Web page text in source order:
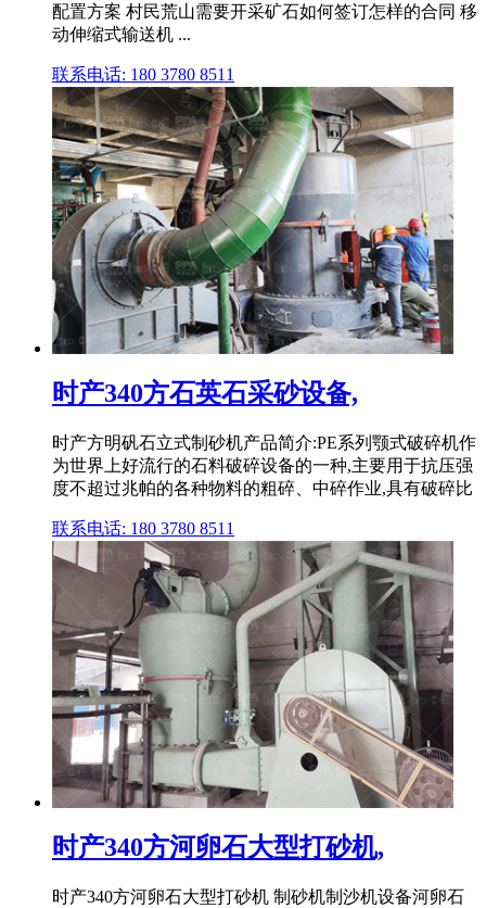
配置方案 村民荒山需要开采矿石如何签订怎样的合同 移
动伸缩式输送机 ...
联系电话: 180 3780 8511
时产340方石英石采砂设备,
时产方明矾石立式制砂机产品简介:PE系列颚式破碎机作
为世界上好流行的石料破碎设备的一种,主要用于抗压强
度不超过兆帕的各种物料的粗碎、中碎作业,具有破碎比
联系电话: 180 3780 8511
时产340方河卵石大型打砂机,
时产340方河卵石大型打砂机 制砂机制沙机设备河卵石